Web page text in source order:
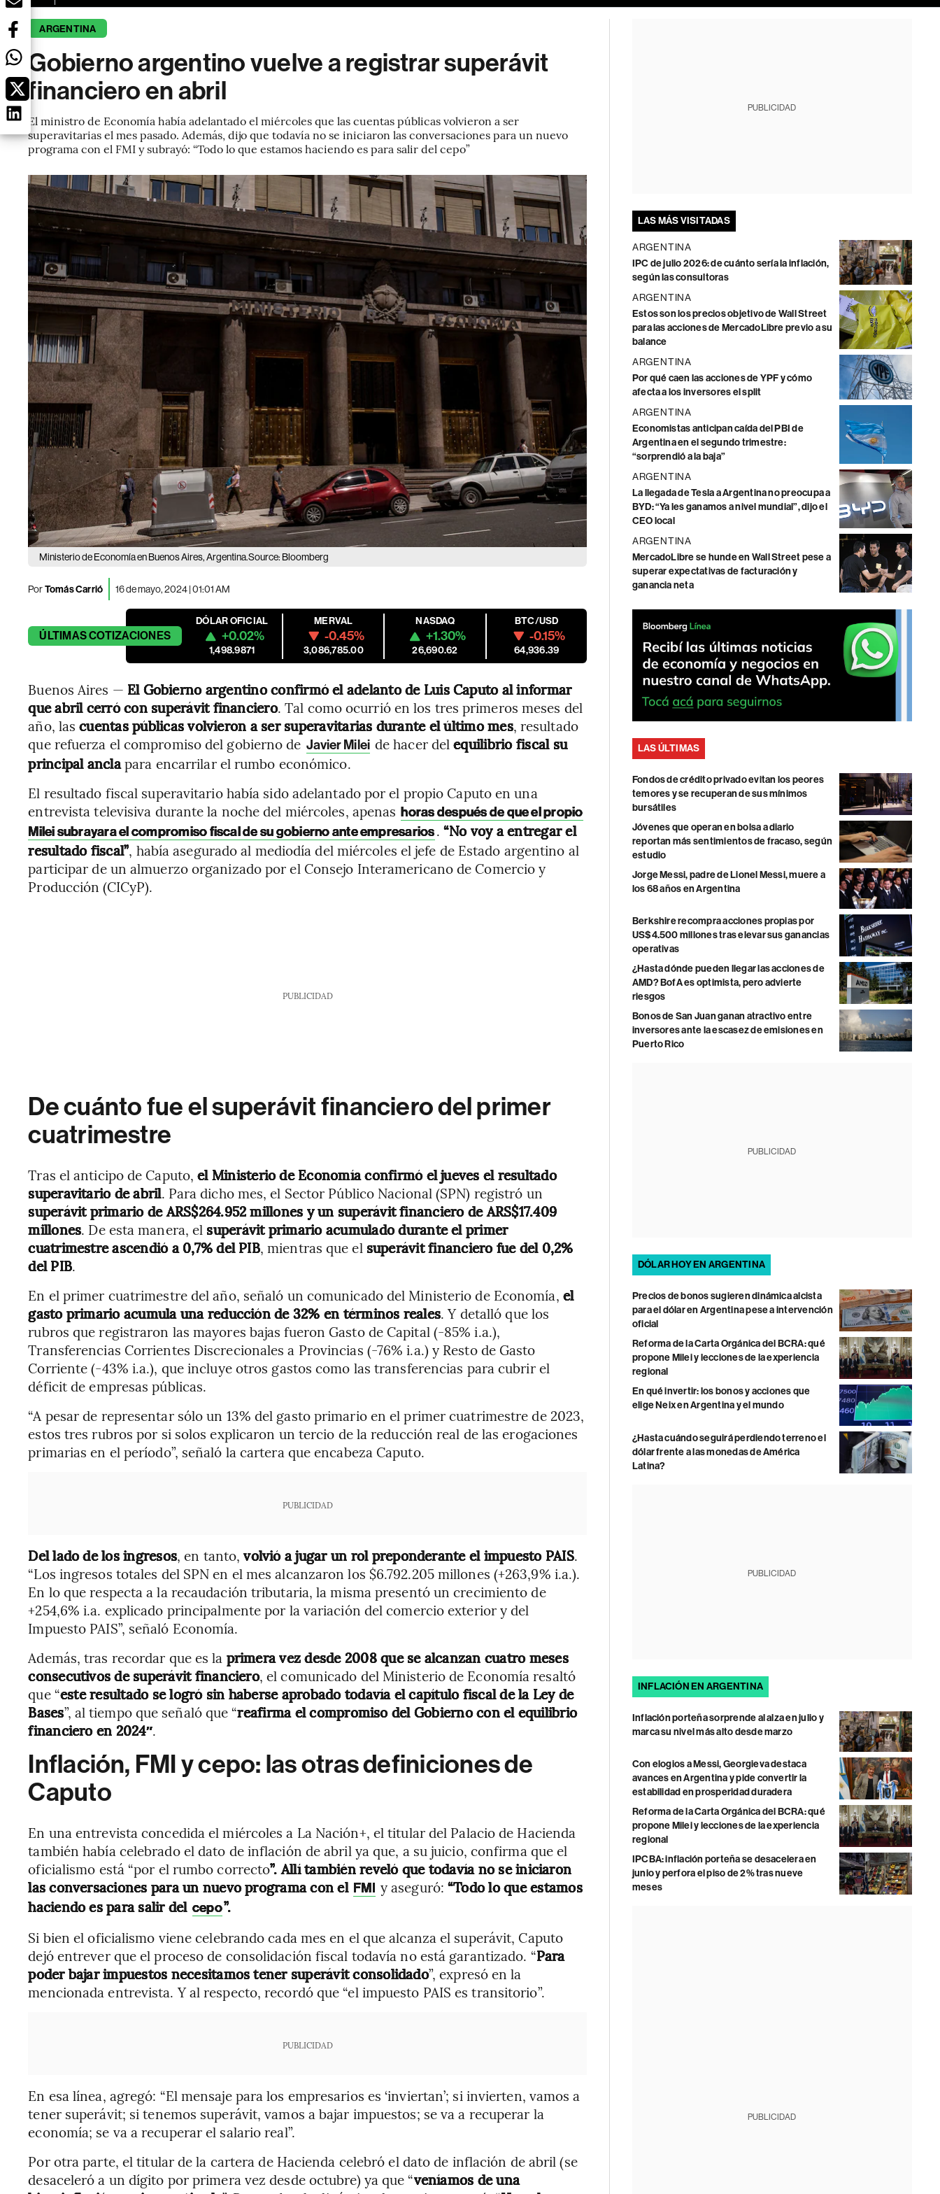
ARGENTINA
Gobierno argentino vuelve a registrar superávit
financiero en abril
El ministro de Economía había adelantado el miércoles que las cuentas públicas volvieron a ser
superavitarias el mes pasado. Además, dijo que todavía no se iniciaron las conversaciones para un nuevo
programa con el FMI y subrayó: “Todo lo que estamos haciendo es para salir del cepo”
Ministerio de Economía en Buenos Aires, Argentina.Source: Bloomberg
PorTomás Carrió 16 de mayo, 2024 | 01:01 AM
ÚLTIMASCOTIZACIONES
DÓLAR OFICIAL
+0.02%
1,498.9871
MERVAL
-0.45%
3,086,785.00
NASDAQ
+1.30%
26,690.62
BTC/USD
-0.15%
64,936.39
Buenos Aires — El Gobierno argentino confirmó el adelanto de LuisCaputo al informar
que abril cerró con superávit financiero. Tal como ocurrió en los tres primeros meses del
año, lascuentas públicas volvieron a ser superavitarias durante el último mes, resultado
que refuerza el compromiso del gobierno de Javier Milei de hacer delequilibrio fiscal su
principal anclapara encarrilar el rumbo económico.
El resultado fiscal superavitario había sido adelantado por el propio Caputo en una
entrevista televisiva durante la noche del miércoles, apenas horas después de que el propio
Milei subrayara el compromiso fiscal de su gobierno ante empresarios. “No voy a entregar el
resultado fiscal”, había asegurado al mediodía del miércoles el jefe de Estado argentino al
participar de un almuerzo organizado por el Consejo Interamericano de Comercio y
Producción (CICyP).
PUBLICIDAD
De cuánto fue el superávit financiero del primer
cuatrimestre
Tras el anticipo de Caputo,el Ministerio de Economía confirmó el jueves el resultado
superavitario de abril. Para dicho mes, el Sector Público Nacional (SPN) registró un
superávit primario de ARS$264.952 millones y un superávit financiero de ARS$17.409
millones. De esta manera, el superávit primario acumulado durante el primer
cuatrimestre ascendió a 0,7% del PIB, mientras que el superávit financiero fue del 0,2%
del PIB.
En el primer cuatrimestre del año, señaló un comunicado del Ministerio de Economía, el
gasto primario acumula una reducción de 32% en términos reales. Y detalló que los
rubros que registraron las mayores bajas fueron Gasto de Capital (-85% i.a.),
Transferencias Corrientes Discrecionales a Provincias (-76% i.a.) y Resto de Gasto
Corriente (-43% i.a.), que incluye otros gastos como las transferencias para cubrir el
déficit de empresas públicas.
“A pesar de representar sólo un 13% del gasto primario en el primer cuatrimestre de 2023,
estos tres rubros por si solos explicaron un tercio de la reducción real de las erogaciones
primarias en el período”, señaló la cartera que encabeza Caputo.
PUBLICIDAD
Del lado de los ingresos, en tanto,volvió a jugar un rol preponderante el impuesto PAIS.
“Los ingresos totales del SPN en el mes alcanzaron los $6.792.205 millones (+263,9% i.a.).
En lo que respecta a la recaudación tributaria, la misma presentó un crecimiento de
+254,6% i.a. explicado principalmente por la variación del comercio exterior y del
Impuesto PAIS”, señaló Economía.
Además, tras recordar que es la primera vez desde 2008 que se alcanzan cuatro meses
consecutivos de superávit financiero, el comunicado del Ministerio de Economía resaltó
que “este resultado se logró sin haberse aprobado todavía el capítulo fiscal de la Ley de
Bases”, al tiempo que señaló que “reafirma el compromiso del Gobierno con el equilibrio
financiero en 2024″.
Inflación, FMI y cepo: las otras definiciones de
Caputo
En una entrevista concedida el miércoles a La Nación+, el titular del Palacio de Hacienda
también había celebrado el dato de inflación de abril ya que, a su juicio, confirma que el
oficialismo está “por el rumbo correcto”. Allí también reveló que todavía no se iniciaron
las conversaciones para un nuevo programa con el FMI y aseguró:“Todo lo que estamos
haciendo es para salir del cepo”.
Si bien el oficialismo viene celebrando cada mes en el que alcanza el superávit, Caputo
dejó entrever que el proceso de consolidación fiscal todavía no está garantizado. “Para
poder bajar impuestos necesitamos tener superávit consolidado”, expresó en la
mencionada entrevista. Y al respecto, recordó que “el impuesto PAIS es transitorio”.
PUBLICIDAD
En esa línea, agregó: “El mensaje para los empresarios es ‘inviertan’; si invierten, vamos a
tener superávit; si tenemos superávit, vamos a bajar impuestos; se va a recuperar la
economía; se va a recuperar el salario real”.
Por otra parte, el titular de la cartera de Hacienda celebró el dato de inflación de abril (se
desaceleró a un dígito por primera vez desde octubre) ya que “veníamos de una
PUBLICIDAD
LAS MÁS VISITADAS
ARGENTINA
IPC de julio 2026: de cuánto sería la inflación,
según las consultoras
ARGENTINA
Estos son los precios objetivo de Wall Street
para las acciones de MercadoLibre previo a su
balance
ARGENTINA
Por qué caen las acciones de YPF y cómo
afecta a los inversores el split
ARGENTINA
Economistas anticipan caída del PBI de
Argentina en el segundo trimestre:
“sorprendió a la baja”
ARGENTINA
La llegada de Tesla a Argentina no preocupa a
BYD: “Ya les ganamos a nivel mundial”, dijo el
CEO local
ARGENTINA
MercadoLibre se hunde en Wall Street pese a
superar expectativas de facturación y
ganancia neta
LAS ÚLTIMAS
Fondos de crédito privado evitan los peores
temores y se recuperan de sus mínimos
bursátiles
Jóvenes que operan en bolsa a diario
reportan más sentimientos de fracaso, según
estudio
Jorge Messi, padre de Lionel Messi, muere a
los 68 años en Argentina
Berkshire recompra acciones propias por
US$4.500 millones tras elevar sus ganancias
operativas
¿Hasta dónde pueden llegar las acciones de
AMD? BofA es optimista, pero advierte
riesgos
Bonos de San Juan ganan atractivo entre
inversores ante la escasez de emisiones en
Puerto Rico
PUBLICIDAD
DÓLAR HOY EN ARGENTINA
Precios de bonos sugieren dinámica alcista
para el dólar en Argentina pese a intervención
oficial
Reforma de la Carta Orgánica del BCRA: qué
propone Milei y lecciones de la experiencia
regional
En qué invertir: los bonos y acciones que
elige Neix en Argentina y el mundo
¿Hasta cuándo seguirá perdiendo terreno el
dólar frente a las monedas de América
Latina?
PUBLICIDAD
INFLACIÓN EN ARGENTINA
Inflación porteña sorprende al alza en julio y
marca su nivel más alto desde marzo
Con elogios a Messi, Georgieva destaca
avances en Argentina y pide convertir la
estabilidad en prosperidad duradera
Reforma de la Carta Orgánica del BCRA: qué
propone Milei y lecciones de la experiencia
regional
IPCBA: inflación porteña se desacelera en
junio y perfora el piso de 2% tras nueve
meses
PUBLICIDAD